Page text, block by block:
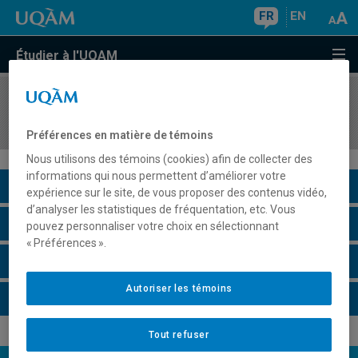
FR EN
Étudier à l'UQAM
COURS//
Description du cours
Horaire - Été 2026
Préférences en matière de témoins
Nous utilisons des témoins (cookies) afin de collecter des
informations qui nous permettent d’améliorer votre
expérience sur le site, de vous proposer des contenus vidéo,
d’analyser les statistiques de fréquentation, etc. Vous
pouvez personnaliser votre choix en sélectionnant
« Préférences ».
Tout refuser
Autoriser les témoins